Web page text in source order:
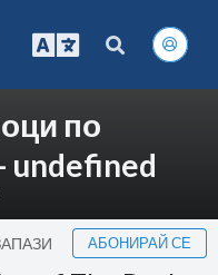
по
undefined
АБОНИРАЙ СЕ